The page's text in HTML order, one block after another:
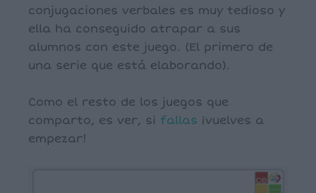
conjugaciones verbales es muy tedioso y
ella ha conseguido atrapar a sus
alumnos con este juego. (El primero de
una serie que está elaborando).
Como el resto de los juegos que
comparto, es ver, si fallas ¡vuelves a
empezar!